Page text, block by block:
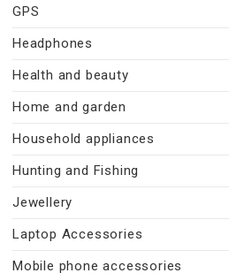
GPS
Headphones
Health and beauty
Home and garden
Household appliances
Hunting and Fishing
Jewellery
Laptop Accessories
Mobile phone accessories